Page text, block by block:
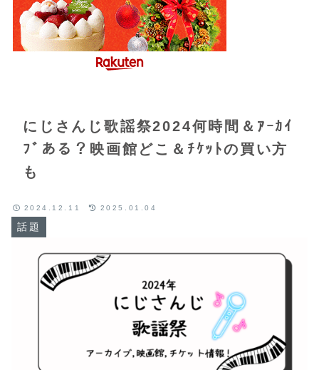
にじさんじ歌謡祭2024何時間＆ｱｰｶｲ
ﾌﾞある？映画館どこ＆ﾁｹｯﾄの買い方
も
話題
2024.12.11 2025.01.04